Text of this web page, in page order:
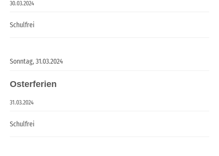
30.03.2024
Schulfrei
Sonntag,31.03.2024
Osterferien
31.03.2024
Schulfrei